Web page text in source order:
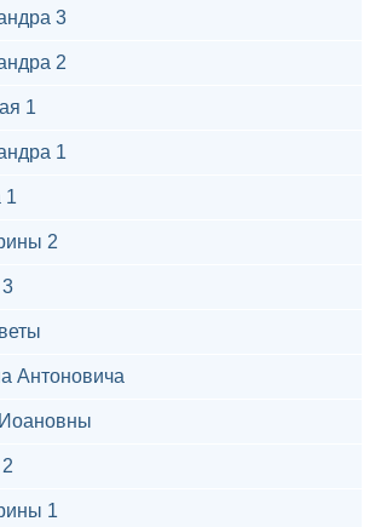
3
2
1
1
1
2
Антоновича
1